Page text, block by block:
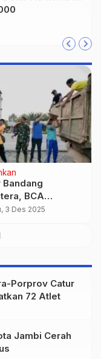
Nanjak
Tembus
Juta per Gram
23 Jul 2026
Porprov Catur
72 Atlet
Jambi Cerah